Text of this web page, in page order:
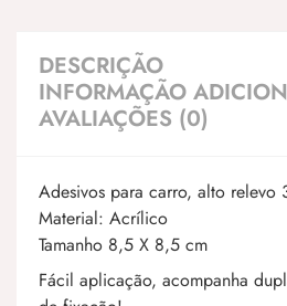
DESCRIÇÃO
INFORMAÇÃO
AVALIAÇÕES (0)
Adesivos para carro, alto relevo
Material: Acrílico
Tamanho 8,5 X 8,5 cm
Fácil aplicação, acompanha